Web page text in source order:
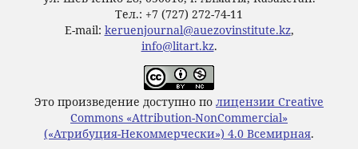
Тел.: +7 (727) 272-74-11
E-mail: keruenjournal@auezovinstitute.kz,
info@litart.kz.
Это произведение доступно по лицензии Creative
Commons «Attribution-NonCommercial»
(«Атрибуция-Некоммерчески») 4.0 Всемирная.